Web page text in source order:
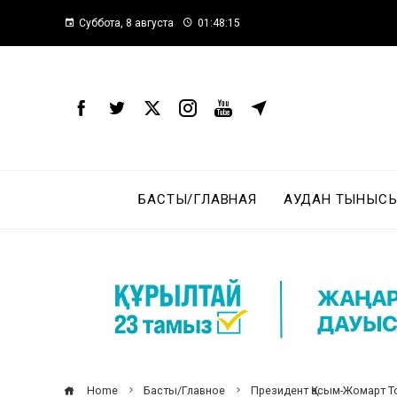
Суббота, 8 августа 01:48:16
БАСТЫ/ГЛАВНАЯ АУДАН
Home Басты/Главное Президент Қасым-Жомарт